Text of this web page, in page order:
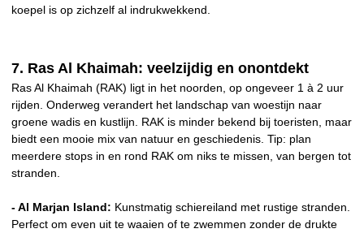
koepel is op zichzelf al indrukwekkend.
7. Ras Al Khaimah: veelzijdig en onontdekt
Ras Al Khaimah (RAK) ligt in het noorden, op ongeveer 1 à 2 uur
rijden. Onderweg verandert het landschap van woestijn naar
groene wadis en kustlijn. RAK is minder bekend bij toeristen, maar
biedt een mooie mix van natuur en geschiedenis. Tip: plan
meerdere stops in en rond RAK om niks te missen, van bergen tot
stranden.
- Al Marjan Island: Kunstmatig schiereiland met rustige stranden.
Perfect om even uit te waaien of te zwemmen zonder de drukte